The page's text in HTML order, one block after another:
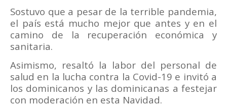
Sostuvo que a pesar de la terrible pandemia,
el país está mucho mejor que antes y en el
camino de la recuperación económica y
sanitaria.
Asimismo, resaltó la labor del personal de
salud en la lucha contra la Covid-19 e invitó a
los dominicanos y las dominicanas a festejar
con moderación en esta Navidad.